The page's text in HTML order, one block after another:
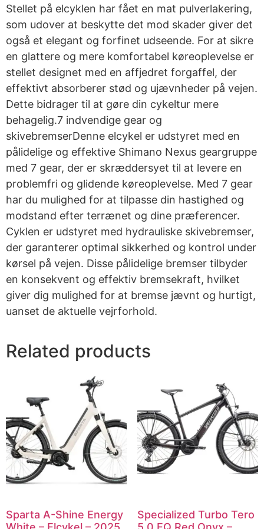
Stellet på elcyklen har fået en mat pulverlakering,
som udover at beskytte det mod skader giver det
også et elegant og forfinet udseende. For at sikre
en glattere og mere komfortabel køreoplevelse er
stellet designet med en affjedret forgaffel, der
effektivt absorberer stød og ujævnheder på vejen.
Dette bidrager til at gøre din cykeltur mere
behagelig.7 indvendige gear og
skivebremserDenne elcykel er udstyret med en
pålidelige og effektive Shimano Nexus geargruppe
med 7 gear, der er skræddersyet til at levere en
problemfri og glidende køreoplevelse. Med 7 gear
har du mulighed for at tilpasse din hastighed og
modstand efter terrænet og dine præferencer.
Cyklen er udstyret med hydrauliske skivebremser,
der garanterer optimal sikkerhed og kontrol under
kørsel på vejen. Disse pålidelige bremser tilbyder
en konsekvent og effektiv bremsekraft, hvilket
giver dig mulighed for at bremse jævnt og hurtigt,
uanset de aktuelle vejrforhold.
Related products
Sparta A-Shine Energy
Specialized Turbo Tero